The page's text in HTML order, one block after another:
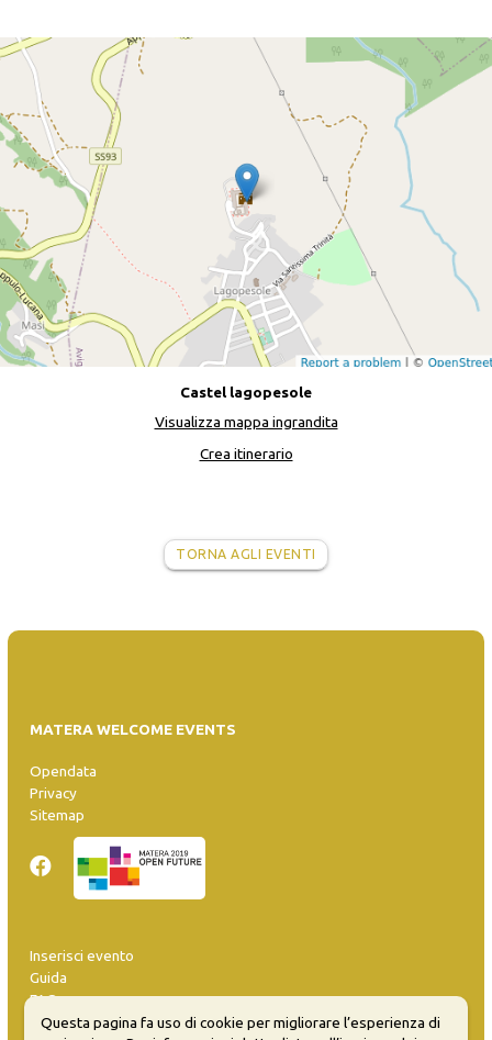
Castel lagopesole
Visualizza mappa ingrandita
Crea itinerario
TORNA AGLI EVENTI
MATERA WELCOME EVENTS
Opendata
Privacy
Sitemap
Inserisci evento
Guida
FAQ
info@materaevents.it
Questa pagina fa uso di cookie per migliorare l’esperienza di